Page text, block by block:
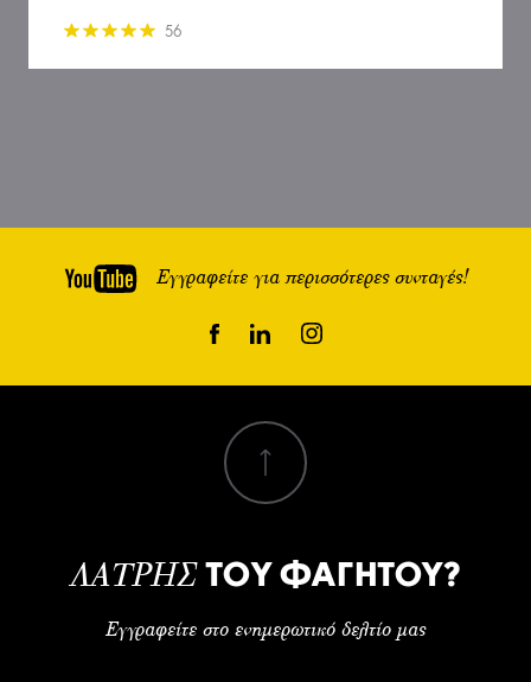
56
Εγγραφείτε για περισσότερες συνταγές!
ΛΑΤΡΗΣΤΟΥ ΦΑΓΗΤΟΥ?
Εγγραφείτε στο ενημερωτικό δελτίο μας